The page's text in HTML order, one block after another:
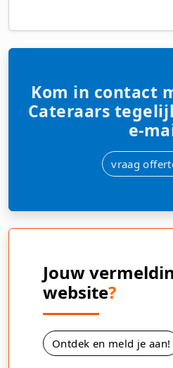
Kom in contact
Cateraars
e-
vraag
Jouw
website?
Ontdek en meld je aan!